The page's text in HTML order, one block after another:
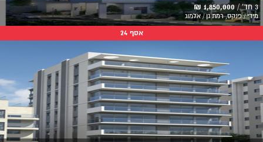
3 חד' / 1,850,000 ₪
מידי / פנקס, רמת גן / אלמוג
אסף 24